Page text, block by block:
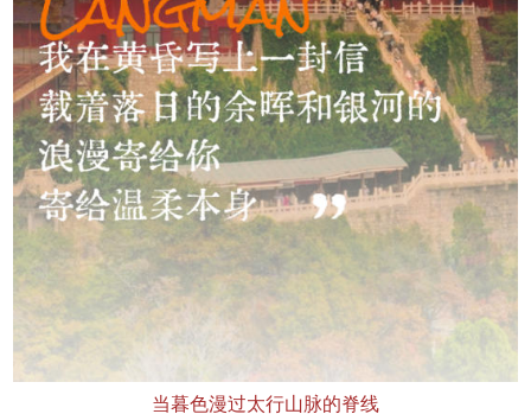
当暮色漫过太行山脉的脊线